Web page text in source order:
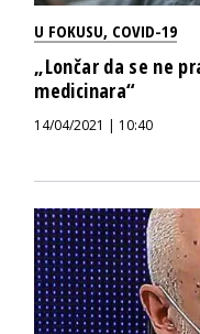
U FOKUSU, COVID-19
„Lončar da se ne
medicinara“
14/04/2021 | 10:40